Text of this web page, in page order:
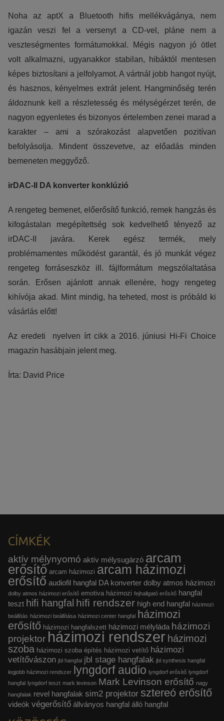
Noha az aptX a Bluetooth hifis mellékvágánya, nem
igazán veszi fel a versenyt a CD-vel, pláne nem a
veszteségmentes formátumokkal. Mégis nagyon jó ötlet
volt alkalmazni, ugyanakkor stabilan, hibáktól mentesen
képes biztosítani a jelfolyamot. A vártnál jobb hangot nyújt,
és hasznos, kényelmes extrát jelent. Hangminőség terén
áldoznunk kell a részletesség és mélységérzet terén, de
nagyon egyenletes és bizonyos értelemben zenei marad a
karakter – ami a szórakozást alapvetően pozitívan
befolyásolja. Mindent összevetve, az előadás minden
bemeneten meggyőző.
irDAC-II DA konverter konklúzió
A rengeteg bemenet, előerősítő funkció, remek hangzás és
kifogástalan megépítettség sok kedvelhető tényező az
irDAC-II javára. Kerek egész termék, mely
problémamentes működést garantál, és jó munkát végez
rengeteg forráseszköz ill. fájlformátum megszólaltatása
során. Erősen ajánlott annak ellenére, hogy rengeteg
kihívója akad. Mint mindig, ha teheted, most is próbáld ki
vásárlás előtt!
Az eredeti nyelven írt cikk a 2016. júniusi Hi-Fi Choice
magazin hasábjain jelent meg.
Írta: David Price
CÍMKÉK
aktív mélynyomó aktív mélysugárzó arcam
erősítő arcam házimozi arcam házimozi
erősítő audiofil hangfal DA konverter dolby atmos házimozi
dolby atmos házimozi erősítő emotiva házimozi fejhallgató erősítő hangfal
teszt hifi hangfal hifi rendszer high end hangfal házimozi
beállítás házimozi beállítása házimozi center hangfal házimozi
erősítő házimozi hangfalszett házimozi mélyláda házimozi
projektor házimozi rendszer házimozi
szoba házimozi szoba építés házimozi vetítő házimozi
vetítővászon jbl hangfal jbl stage hangfalak jbl synthesis hangfal
legjobb házimozi rendszer lyngdorf audio lyngdorf erősítő lyngdorf
hangfal lyngdorf teszt mark levinson Mark Levinson erősítő nagy
hangfalak revel hangfalak sim2 projektor sztereó erősítő
videók végerősítő állványos hangfal álló hangfal